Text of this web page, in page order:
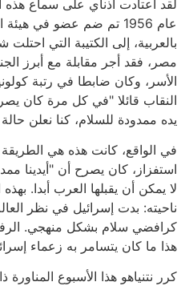
لقد اعتادت أذناي على سماع
عام 1956 تم ضم عضو في
بالعربية، إلى الكتيبة التي
مصر، فقد أجر مقابلة مع أبرز
الأسر، وكان ضابطا في رتبة
النقاب قائلا "في كل مرة كان
يده ممدودة للسلام، كنا نعلن
في الواقع، كانت هذه هي
استفزاز، كان يصرح أن "أيدينا
لا يمكن أن يقبلها العرب أبدا.
ناحيته: بدت إسرائيل في نظر
كرافضي سلام بشكل منهجي.
هذا ما كان يتسامر به زعماء
كرر نتنياهو هذا الأسبوع المناورة